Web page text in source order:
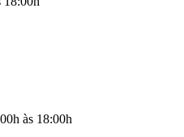
às 18:00h